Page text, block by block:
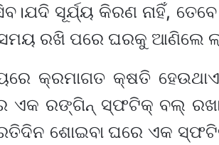
ସୂର୍ଯ୍ୟ କିରଣ ନାହିଁ, ତେବେ
ରଖି ପରେ ଘରକୁ ଆଣିଲେ
କ୍ରମାଗତ କ୍ଷତି
ରଙ୍ଗିନ୍ ସ୍ଫଟିକ୍ ବଲ୍
ଶୋଇବା ଘରେ ଏକ